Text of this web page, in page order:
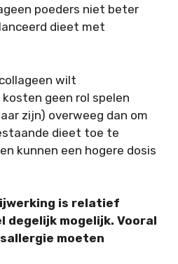
poeders niet beter
dieet met
wilt
geen rol spelen
zijn) overweeg dan om
dieet toe te
kunnen een hogere dosis
is relatief
degelijk mogelijk. Vooral
moeten